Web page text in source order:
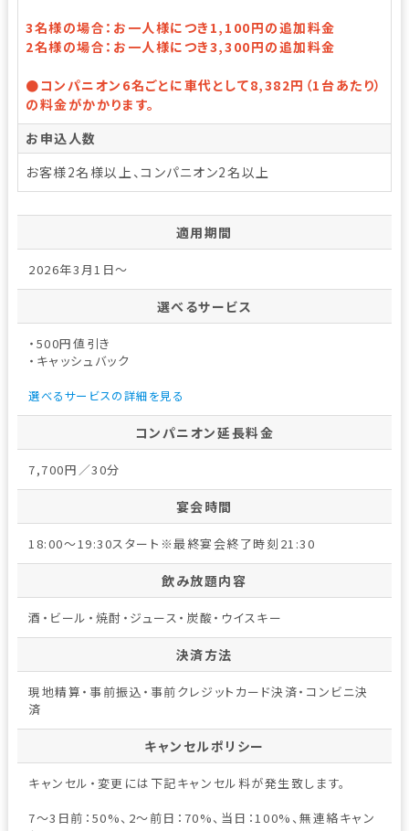
3名様の場合：お一人様につき1,100円の追加料金
2名様の場合：お一人様につき3,300円の追加料金
●コンパニオン6名ごとに車代として8,382円（1台あたり）
の料金がかかります。
お申込人数
お客様2名様以上、コンパニオン2名以上
適用期間
2026年3月1日～
選べるサービス
・500円値引き
・キャッシュバック
選べるサービスの詳細を見る
コンパニオン延長料金
7,700円／30分
宴会時間
18:00～19:30スタート※最終宴会終了時刻21:30
飲み放題内容
酒・ビール・焼酎・ジュース・炭酸・ウイスキー
決済方法
現地精算・事前振込・事前クレジットカード決済・コンビニ決
済
キャンセルポリシー
キャンセル・変更には下記キャンセル料が発生致します。
7～3日前：50%、2～前日：70%、当日：100%、無連絡キャン